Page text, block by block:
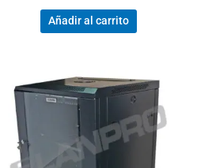
Añadir al carrito